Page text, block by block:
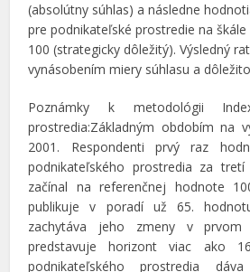
(absolútny súhlas) a následne
pre podnikateľské prostredie na
100 (strategicky dôležitý). Výsledný
vynásobením miery súhlasu a
Poznámky k metodológii
prostredia:Základným obdobím na
2001. Respondenti prvý raz
podnikateľského prostredia za
začínal na referenčnej hodnote
publikuje v poradí už 65.
zachytáva jeho zmeny v
predstavuje horizont viac ako
podnikateľského prostredia